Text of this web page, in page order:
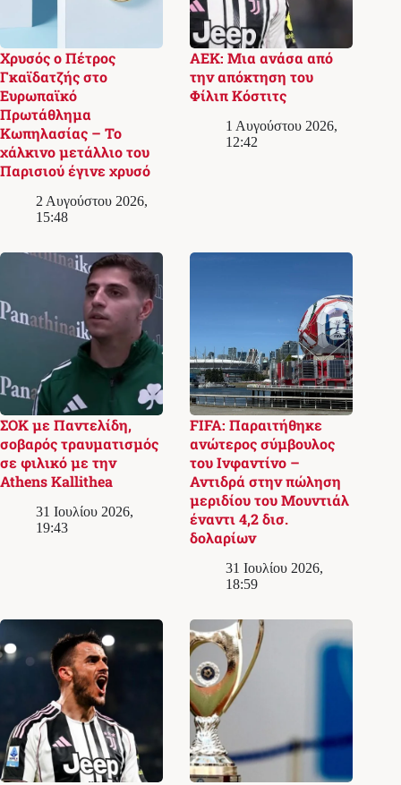
Χρυσός ο Πέτρος
Γκαϊδατζής στο
Ευρωπαϊκό
Πρωτάθλημα
Κωπηλασίας – Το
χάλκινο μετάλλιο του
Παρισιού έγινε χρυσό
2 Αυγούστου 2026,
15:48
ΑΕΚ: Μια ανάσα από
την απόκτηση του
Φίλιπ Κόστιτς
1 Αυγούστου 2026,
12:42
ΣΟΚ με Παντελίδη,
σοβαρός τραυματισμός
σε φιλικό με την
Athens Kallithea
31 Ιουλίου 2026,
19:43
FIFA: Παραιτήθηκε
ανώτερος σύμβουλος
του Ινφαντίνο –
Αντιδρά στην πώληση
μεριδίου του Μουντιάλ
έναντι 4,2 δισ.
δολαρίων
31 Ιουλίου 2026,
18:59